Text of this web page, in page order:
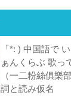
「*: ) 中国語で
ぁんくらぶ 歌っ
（一二粉絲俱樂
詞と読み仮名